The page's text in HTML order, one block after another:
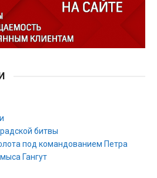
битвы
под командованием Петра
Гангут